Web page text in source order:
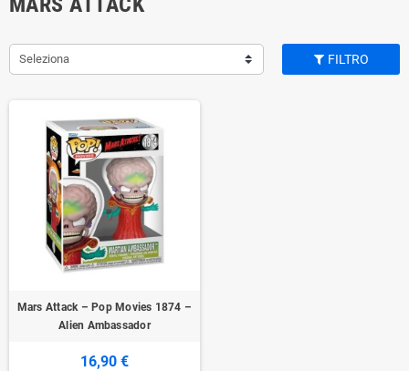
Seleziona FILTRO
Mars Attack – Pop Movies 1874 –
Alien Ambassador
16,90 €